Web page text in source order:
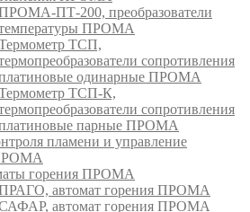
ПТ-200, преобразователи
ПРОМА
ТСП,
сопротивления
одинарные ПРОМА
ТСП-К,
сопротивления
парные ПРОМА
пламени и управление
горения ПРОМА
автомат горения ПРОМА
автомат горения ПРОМА